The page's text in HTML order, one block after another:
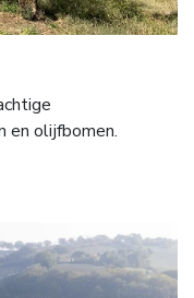
en olijfbomen.